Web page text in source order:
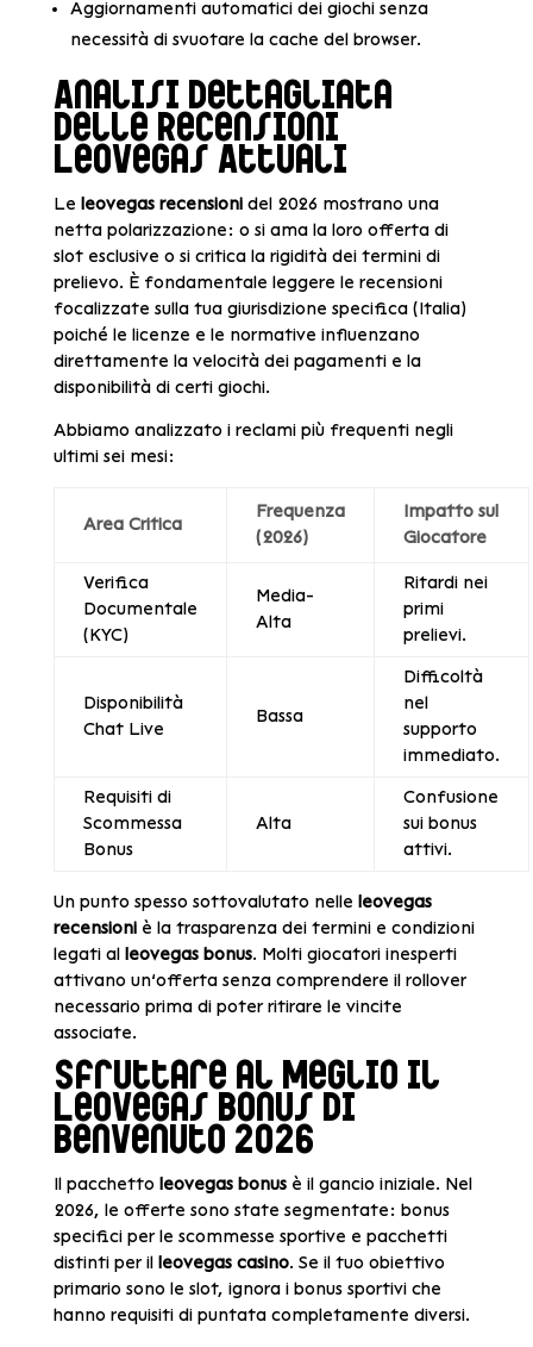
Aggiornamenti automatici dei giochi senza
necessità di svuotare la cache del browser.
Analisi Dettagliata
delle Recensioni
LeoVegas Attuali
Le leovegas recensionidel 2026 mostrano una
netta polarizzazione: o si ama la loro offerta di
slot esclusive o si critica la rigidità dei termini di
prelievo. È fondamentale leggere le recensioni
focalizzate sulla tua giurisdizione specifica (Italia)
poiché le licenze e le normative influenzano
direttamente la velocità dei pagamenti e la
disponibilità di certi giochi.
Abbiamo analizzato i reclami più frequenti negli
ultimi sei mesi:
Area Critica
Frequenza
(2026)
Impatto sul
Giocatore
Verifica
Documentale
(KYC)
Media-
Alta
Ritardi nei
primi
prelievi.
Disponibilità
Chat Live
Bassa
Difficoltà
nel
supporto
immediato.
Requisiti di
Scommessa
Bonus
Alta
Confusione
sui bonus
attivi.
Un punto spesso sottovalutato nelle leovegas
recensioniè la trasparenza dei termini e condizioni
legati al leovegas bonus. Molti giocatori inesperti
attivano un’offerta senza comprendere il rollover
necessario prima di poter ritirare le vincite
associate.
Sfruttare al Meglio il
LeoVegas Bonus di
Benvenuto 2026
Il pacchetto leovegas bonusè il gancio iniziale. Nel
2026, le offerte sono state segmentate: bonus
specifici per le scommesse sportive e pacchetti
distinti per il leovegas casino. Se il tuo obiettivo
primario sono le slot, ignora i bonus sportivi che
hanno requisiti di puntata completamente diversi.